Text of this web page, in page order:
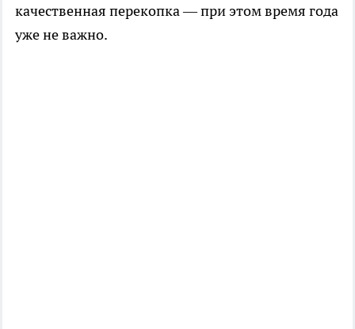
качественная перекопка — при этом время года
уже не важно.